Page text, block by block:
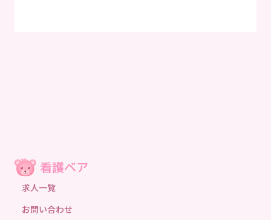
求人一覧
お問い合わせ